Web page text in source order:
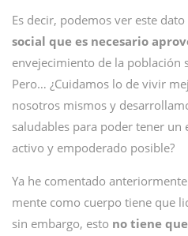
Es decir, podemos ver este
social que es necesario
envejecimiento de la población
Pero… ¿Cuidamos lo de vivir
nosotros mismos y
saludables para poder tener un
activo y empoderado posible?
Ya he comentado
mente como cuerpo tiene que
sin embargo, esto no tiene